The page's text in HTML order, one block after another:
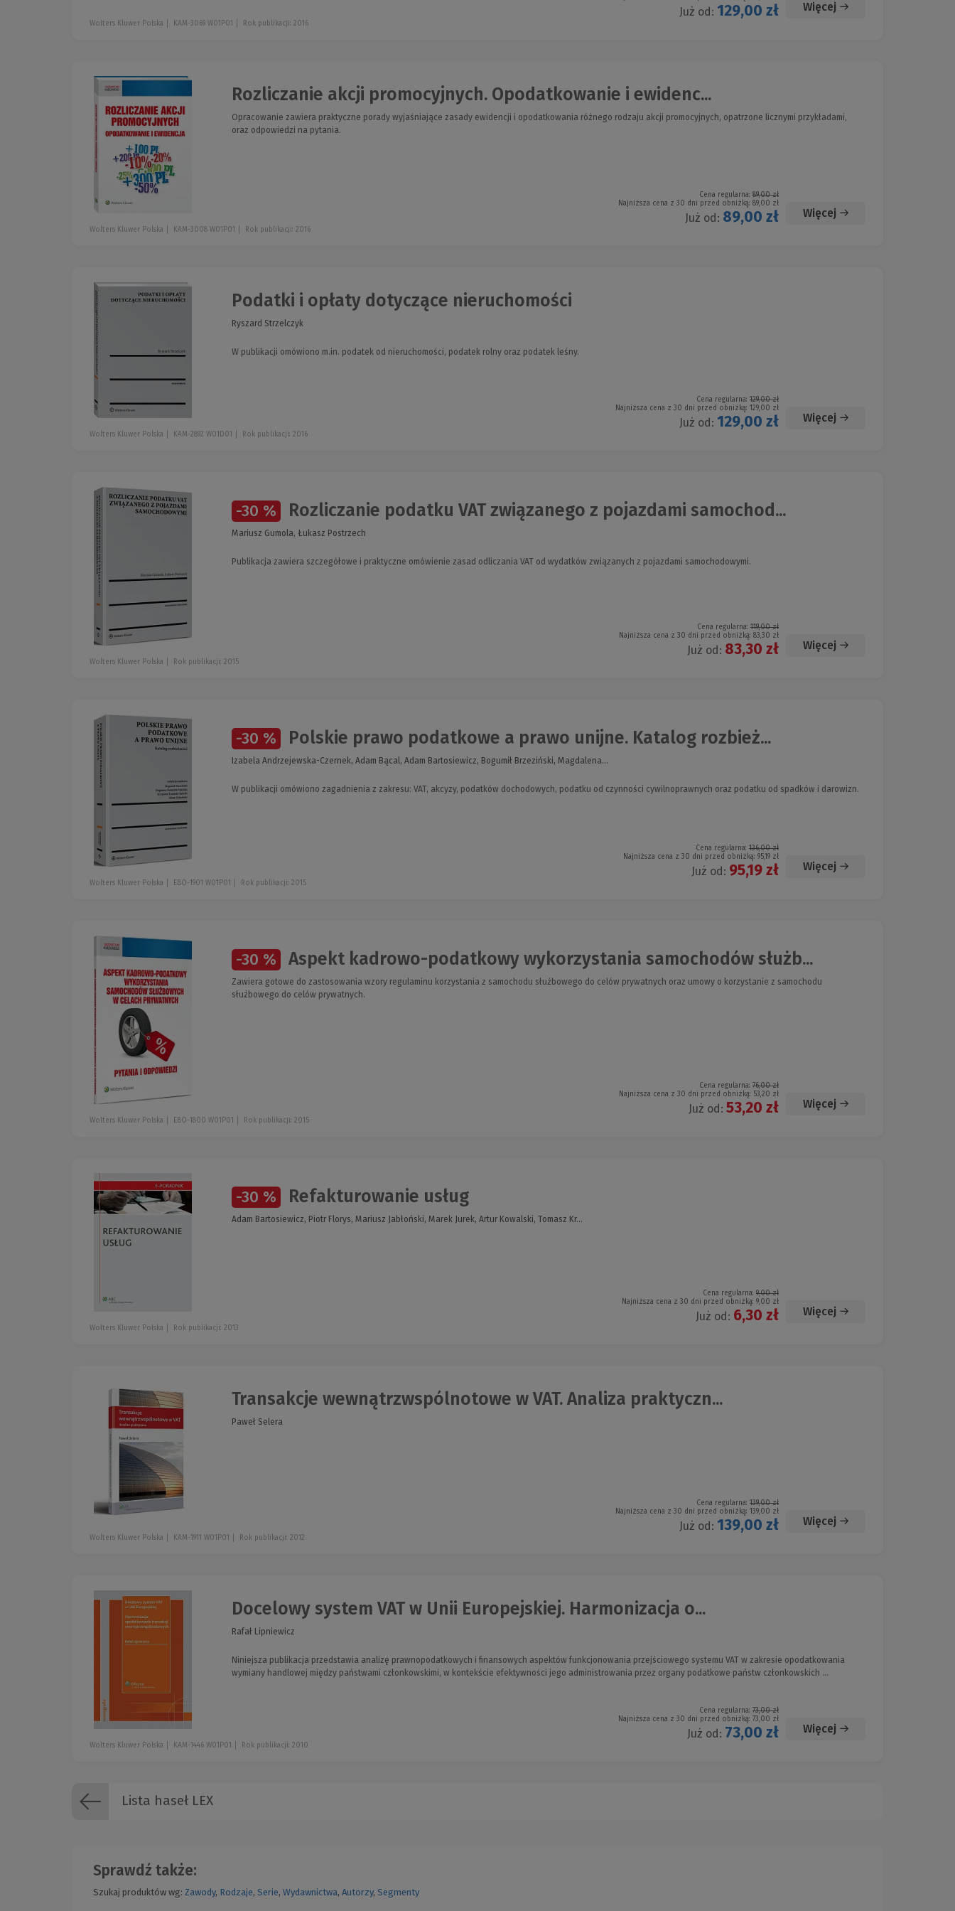
Już od: 129,00 zł Więcej
Wolters Kluwer Polska KAM-3069 W01P01 Rok publikacji: 2016
Rozliczanie akcji promocyjnych. Opodatkowanie i ewidenc...
Opracowanie zawiera praktyczne porady wyjaśniające zasady ewidencji i opodatkowania różnego rodzaju akcji promocyjnych, opatrzone licznymi przykładami,
oraz odpowiedzi na pytania.
Cena regularna: 89,00 zł
Najniższa cena z 30 dni przed obniżką: 89,00 zł
Już od: 89,00 zł Więcej
Wolters Kluwer Polska KAM-3008 W01P01 Rok publikacji: 2016
Podatki i opłaty dotyczące nieruchomości
Ryszard Strzelczyk
W publikacji omówiono m.in. podatek od nieruchomości, podatek rolny oraz podatek leśny.
Cena regularna: 129,00 zł
Najniższa cena z 30 dni przed obniżką: 129,00 zł
Już od: 129,00 zł Więcej
Wolters Kluwer Polska KAM-2892 W01D01 Rok publikacji: 2016
-30 % Rozliczanie podatku VAT związanego z pojazdami samochod...
Mariusz Gumola, Łukasz Postrzech
Publikacja zawiera szczegółowe i praktyczne omówienie zasad odliczania VAT od wydatków związanych z pojazdami samochodowymi.
Cena regularna: 119,00 zł
Najniższa cena z 30 dni przed obniżką: 83,30 zł
Już od: 83,30 zł Więcej
Wolters Kluwer Polska Rok publikacji: 2015
-30 % Polskie prawo podatkowe a prawo unijne. Katalog rozbież...
Izabela Andrzejewska-Czernek, Adam Bącal, Adam Bartosiewicz, Bogumił Brzeziński, Magdalena...
W publikacji omówiono zagadnienia z zakresu: VAT, akcyzy, podatków dochodowych, podatku od czynności cywilnoprawnych oraz podatku od spadków i darowizn.
Cena regularna: 136,00 zł
Najniższa cena z 30 dni przed obniżką: 95,19 zł
Już od: 95,19 zł Więcej
Wolters Kluwer Polska EBO-1901 W01P01 Rok publikacji: 2015
-30 % Aspekt kadrowo-podatkowy wykorzystania samochodów służb...
Zawiera gotowe do zastosowania wzory regulaminu korzystania z samochodu służbowego do celów prywatnych oraz umowy o korzystanie z samochodu
służbowego do celów prywatnych.
Cena regularna: 76,00 zł
Najniższa cena z 30 dni przed obniżką: 53,20 zł
Już od: 53,20 zł Więcej
Wolters Kluwer Polska EBO-1800 W01P01 Rok publikacji: 2015
-30 % Refakturowanie usług
Adam Bartosiewicz, Piotr Florys, Mariusz Jabłoński, Marek Jurek, Artur Kowalski, Tomasz Kr...
Cena regularna: 9,00 zł
Najniższa cena z 30 dni przed obniżką: 9,00 zł
Już od: 6,30 zł Więcej
Wolters Kluwer Polska Rok publikacji: 2013
Transakcje wewnątrzwspólnotowe w VAT. Analiza praktyczn...
Paweł Selera
Cena regularna: 139,00 zł
Najniższa cena z 30 dni przed obniżką: 139,00 zł
Już od: 139,00 zł Więcej
Wolters Kluwer Polska KAM-1911 W01P01 Rok publikacji: 2012
Docelowy system VAT w Unii Europejskiej. Harmonizacja o...
Rafał Lipniewicz
Niniejsza publikacja przedstawia analizę prawnopodatkowych i finansowych aspektów funkcjonowania przejściowego systemu VAT w zakresie opodatkowania
wymiany handlowej między państwami członkowskimi, w kontekście efektywności jego administrowania przez organy podatkowe państw członkowskich ...
Cena regularna: 73,00 zł
Najniższa cena z 30 dni przed obniżką: 73,00 zł
Już od: 73,00 zł Więcej
Wolters Kluwer Polska KAM-1446 W01P01 Rok publikacji: 2010
Lista haseł LEX
Sprawdź także:
Szukaj produktów wg: Zawody, Rodzaje, Serie, Wydawnictwa, Autorzy, Segmenty